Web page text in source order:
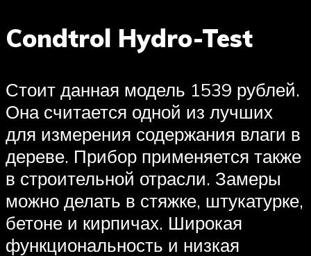
Condtrol Hydro-Test
Стоит данная модель 1539 рублей.
Она считается одной из лучших
для измерения содержания влаги в
дереве. Прибор применяется также
в строительной отрасли. Замеры
можно делать в стяжке, штукатурке,
бетоне и кирпичах. Широкая
функциональность и низкая